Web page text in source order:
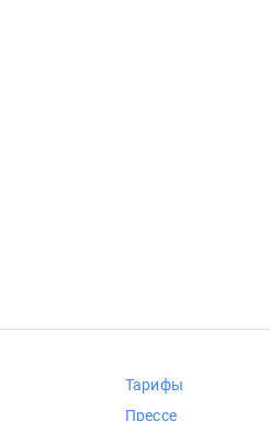
Тарифы
Прессе